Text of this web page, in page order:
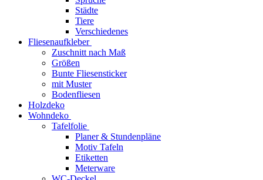
Städte
Tiere
Verschiedenes
Fliesenaufkleber
Zuschnitt nach Maß
Größen
Bunte Fliesensticker
mit Muster
Bodenfliesen
Holzdeko
Wohndeko
Tafelfolie
Planer & Stundenpläne
Motiv Tafeln
Etiketten
Meterware